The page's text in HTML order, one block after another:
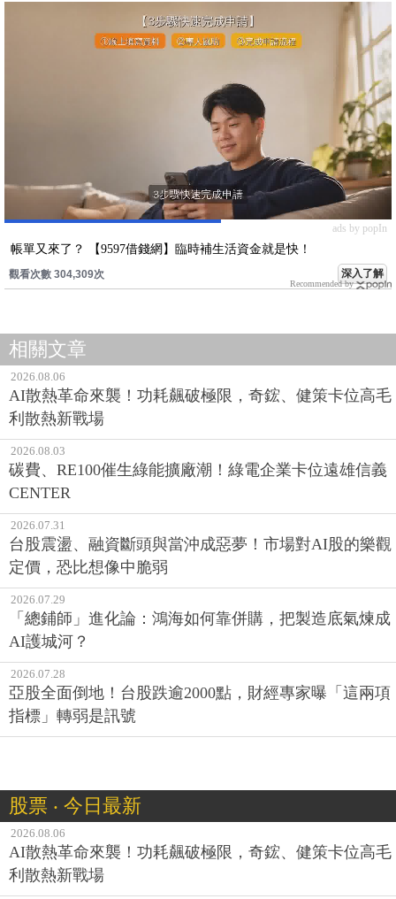
ads by popIn
帳單又來了？ 【9597借錢網】臨時補生活資金就是快！
觀看次數 304,309次 深入了解
Recommended by
相關文章
2026.08.06
AI散熱革命來襲！功耗飆破極限，奇鋐、健策卡位高毛
利散熱新戰場
2026.08.03
碳費、RE100催生綠能擴廠潮！綠電企業卡位遠雄信義
CENTER
2026.07.31
台股震盪、融資斷頭與當沖成惡夢！市場對AI股的樂觀
定價，恐比想像中脆弱
2026.07.29
「總鋪師」進化論：鴻海如何靠併購，把製造底氣煉成
AI護城河？
2026.07.28
亞股全面倒地！台股跌逾2000點，財經專家曝「這兩項
指標」轉弱是訊號
股票 ‧ 今日最新
2026.08.06
AI散熱革命來襲！功耗飆破極限，奇鋐、健策卡位高毛
利散熱新戰場